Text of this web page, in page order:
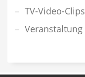
TV-Video-Clips
Veranstaltung